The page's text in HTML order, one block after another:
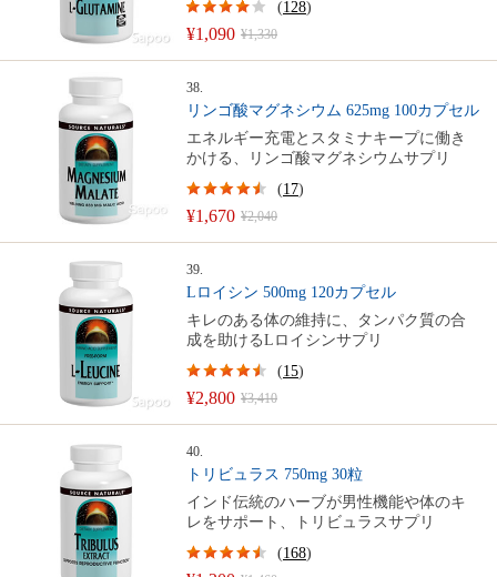
¥1,090 ¥1,330
(128)
38.
リンゴ酸マグネシウム 625mg 100カプセル
エネルギー充電とスタミナキープに働き
かける、リンゴ酸マグネシウムサプリ
¥1,670 ¥2,040
(17)
39.
Lロイシン 500mg 120カプセル
キレのある体の維持に、タンパク質の合
成を助けるLロイシンサプリ
¥2,800 ¥3,410
(15)
40.
トリビュラス 750mg 30粒
インド伝統のハーブが男性機能や体のキ
レをサポート、トリビュラスサプリ
(168)